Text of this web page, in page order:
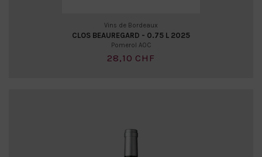
Vins de Bordeaux
CLOS BEAUREGARD - 0.75 L 2025
Pomerol AOC
28,10 CHF